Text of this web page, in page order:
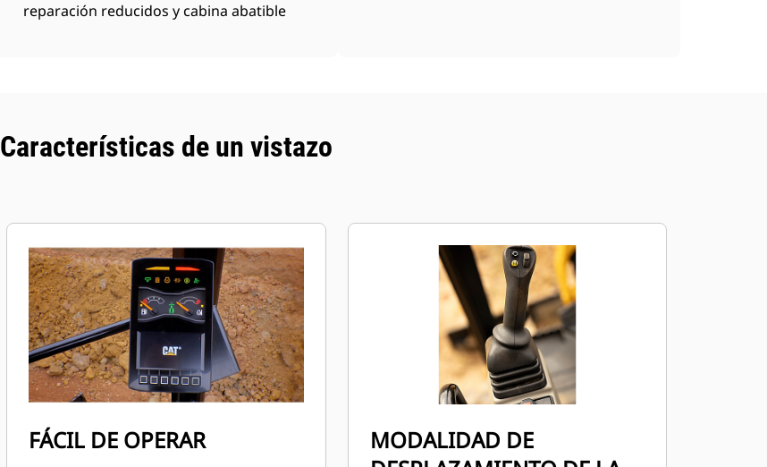
reparación reducidos y cabina abatible
Características de un vistazo
FÁCIL DE OPERAR
MODALIDAD DE